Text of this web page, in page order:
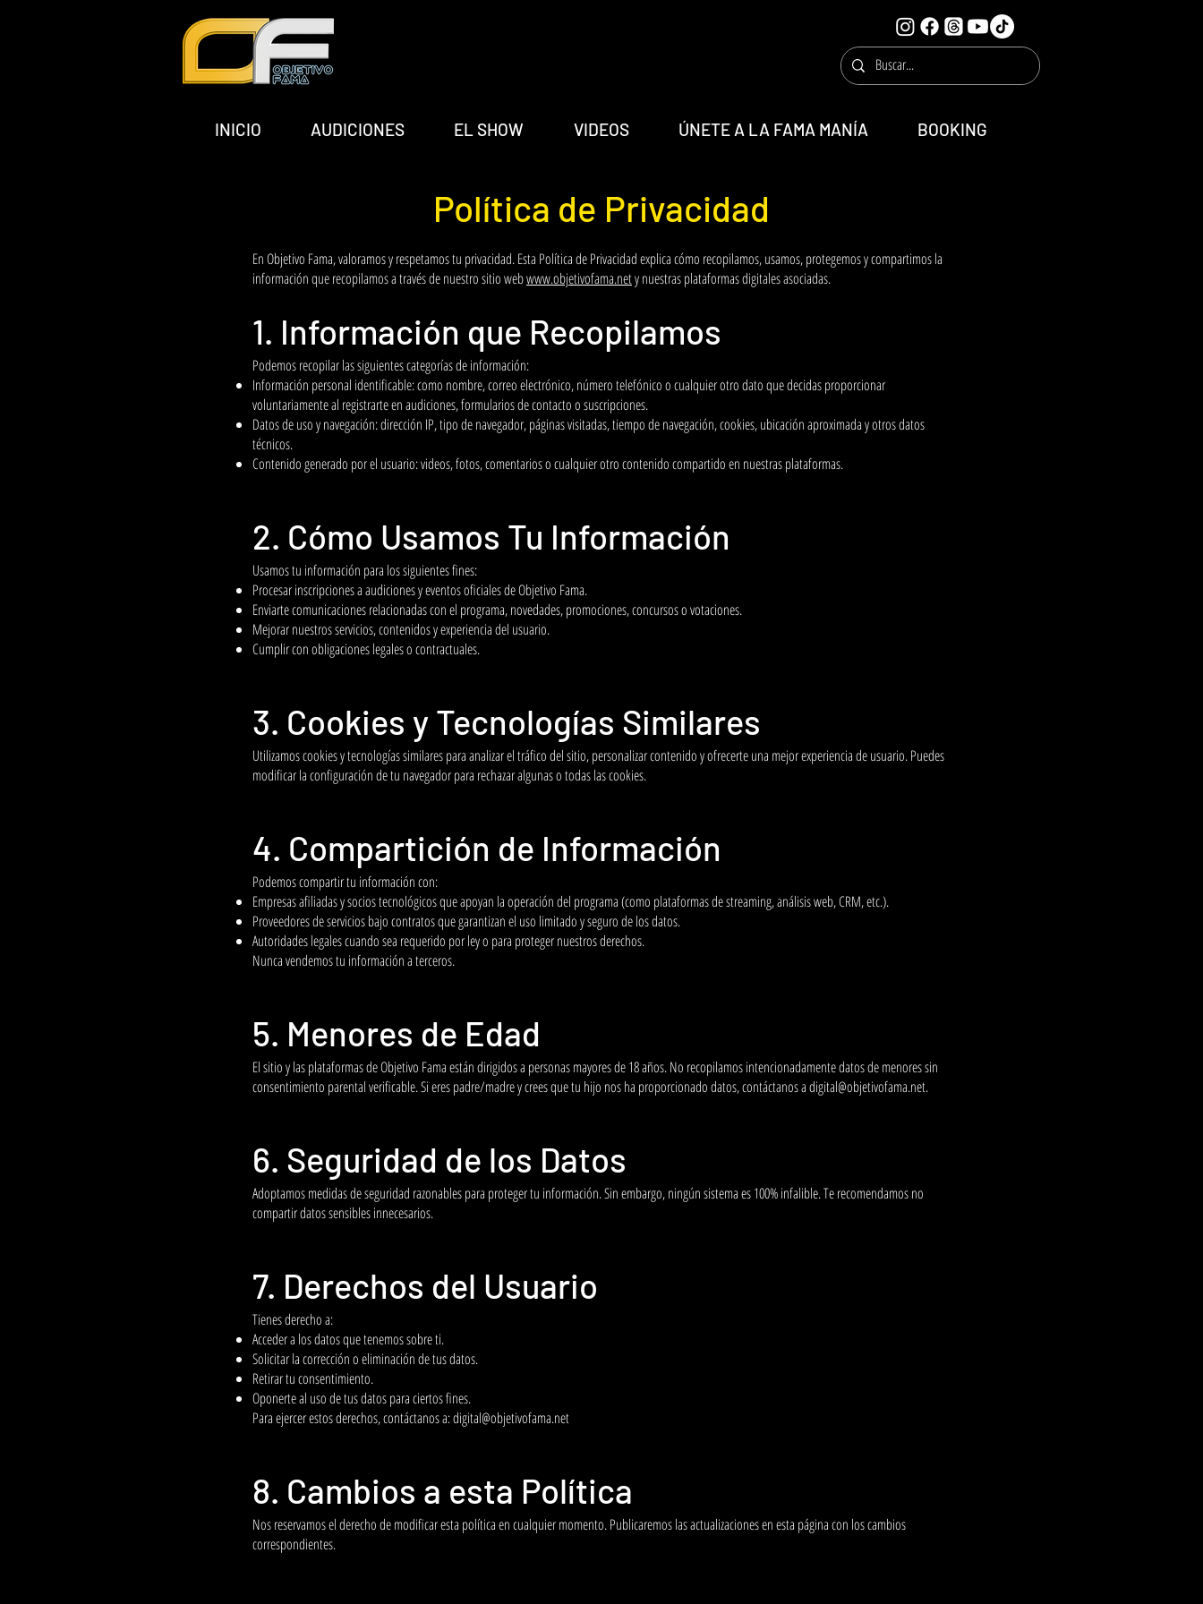
INICIO AUDICIONES EL SHOW VIDEOS ÚNETE A LA FAMA MANÍA BOOKING
Política de Privacidad
En Objetivo Fama, valoramos y respetamos tu privacidad. Esta Política de Privacidad explica cómo recopilamos, usamos, protegemos y compartimos la
información que recopilamos a través de nuestro sitio webwww.objetivofama.nety nuestras plataformas digitales asociadas.
1. Información que Recopilamos
Podemos recopilar las siguientes categorías de información:
Información personal identificable: como nombre, correo electrónico, número telefónico o cualquier otro dato que decidas proporcionar
voluntariamente al registrarte en audiciones, formularios de contacto o suscripciones.
Datos de uso y navegación: dirección IP, tipo de navegador, páginas visitadas, tiempo de navegación, cookies, ubicación aproximada y otros datos
técnicos.
Contenido generado por el usuario: videos, fotos, comentarios o cualquier otro contenido compartido en nuestras plataformas.
2. Cómo Usamos Tu Información
Usamos tu información para los siguientes fines:
Procesar inscripciones a audiciones y eventos oficiales de Objetivo Fama.
Enviarte comunicaciones relacionadas con el programa, novedades, promociones, concursos o votaciones.
Mejorar nuestros servicios, contenidos y experiencia del usuario.
Cumplir con obligaciones legales o contractuales.
3. Cookies y Tecnologías Similares
Utilizamos cookies y tecnologías similares para analizar el tráfico del sitio, personalizar contenido y ofrecerte una mejor experiencia de usuario. Puedes
modificar la configuración de tu navegador para rechazar algunas o todas las cookies.
4. Compartición de Información
Podemos compartir tu información con:
Empresas afiliadas y socios tecnológicos que apoyan la operación del programa (como plataformas de streaming, análisis web, CRM, etc.).
Proveedores de servicios bajo contratos que garantizan el uso limitado y seguro de los datos.
Autoridades legales cuando sea requerido por ley o para proteger nuestros derechos.
Nunca vendemos tu información a terceros.
5. Menores de Edad
El sitio y las plataformas de Objetivo Fama están dirigidos a personas mayores de 18 años. No recopilamos intencionadamente datos de menores sin
consentimiento parental verificable. Si eres padre/madre y crees que tu hijo nos ha proporcionado datos, contáctanos adigital@objetivofama.net.
6. Seguridad de los Datos
Adoptamos medidas de seguridad razonables para proteger tu información. Sin embargo, ningún sistema es 100% infalible. Te recomendamos no
compartir datos sensibles innecesarios.
7. Derechos del Usuario
Tienes derecho a:
Acceder a los datos que tenemos sobre ti.
Solicitar la corrección o eliminación de tus datos.
Retirar tu consentimiento.
Oponerte al uso de tus datos para ciertos fines.
Para ejercer estos derechos, contáctanos a:digital@objetivofama.net
8. Cambios a esta Política
Nos reservamos el derecho de modificar esta política en cualquier momento. Publicaremos las actualizaciones en esta página con los cambios
correspondientes.